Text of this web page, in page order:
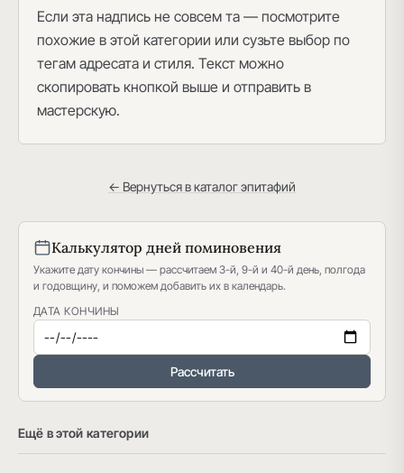
Если эта надпись не совсем та — посмотрите
похожие в этой категории или сузьте выбор по
тегам адресата и стиля. Текст можно
скопировать кнопкой выше и отправить в
мастерскую.
← Вернуться в каталог эпитафий
Калькулятор дней поминовения
Укажите дату кончины — рассчитаем 3-й, 9-й и 40-й день, полгода
и годовщину, и поможем добавить их в календарь.
ДАТА КОНЧИНЫ
Рассчитать
Ещё в этой категории